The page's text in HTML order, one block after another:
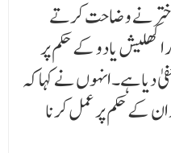
نے وضاحت کرتے
یادو کے حکم پر
ہے۔ انہوں نے کہا کہ
ان کے حکم پر عمل کرنا